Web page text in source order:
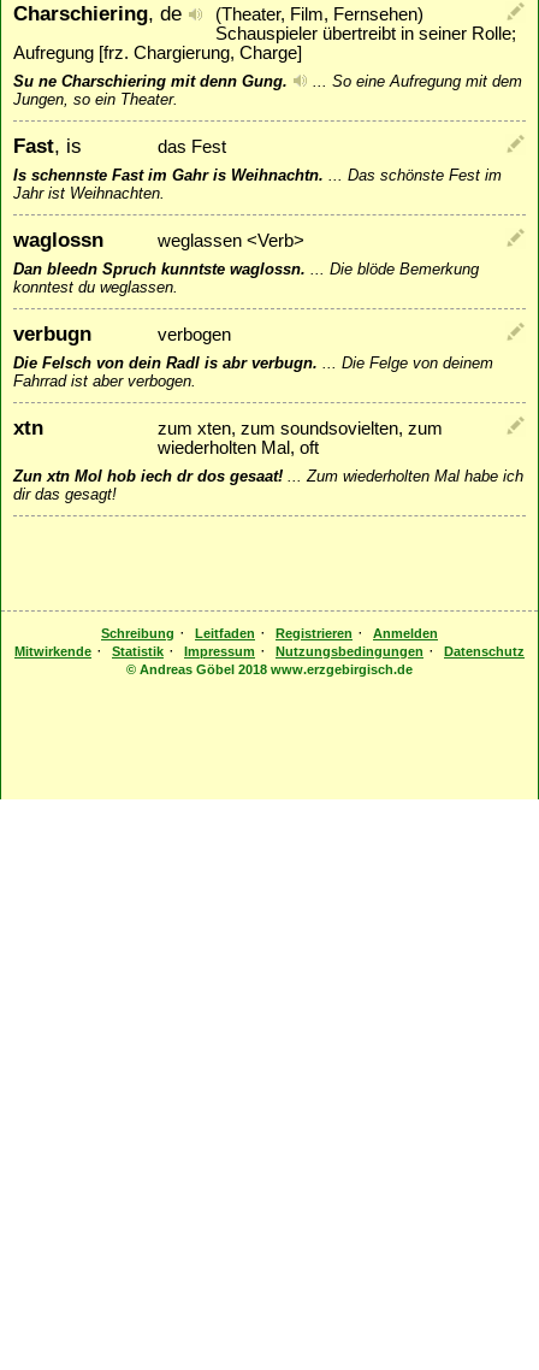
Charschiering, de
(Theater, Film, Fernsehen)
Schauspieler übertreibt in seiner Rolle;
Aufregung [frz. Chargierung, Charge]
Su ne Charschiering mit denn Gung. ... So eine Aufregung mit dem
Jungen, so ein Theater.
Fast, is das Fest
Is schennste Fast im Gahr is Weihnachtn. ... Das schönste Fest im
Jahr ist Weihnachten.
waglossn weglassen <Verb>
Dan bleedn Spruch kunntste waglossn. ... Die blöde Bemerkung
konntest du weglassen.
verbugn verbogen
Die Felsch von dein Radl is abr verbugn. ... Die Felge von deinem
Fahrrad ist aber verbogen.
xtn
zum xten, zum soundsovielten, zum
wiederholten Mal, oft
Zun xtn Mol hob iech dr dos gesaat! ...Zum wiederholten Mal habe ich
dir das gesagt!
Schreibung · Leitfaden · Registrieren ·
Anmelden
Mitwirkende · Statistik · Impressum · Nutzungsbedingungen ·
Datenschutz
© Andreas Göbel 2018 www.erzgebirgisch.de